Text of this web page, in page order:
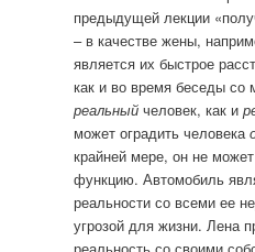
предыдущей лекции
– в качестве жены,
является их быстрое
как и во время беседы
реальныйчеловек, как и
может оградить человека
крайней мере, он не
функцию. Автомобиль
реальности со всеми ее
угрозой для жизни. Лена
реальность со своими